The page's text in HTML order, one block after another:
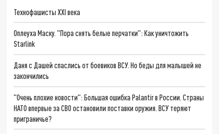
Технофашисты XXI века
Оплеуха Маску. "Пора снять белые перчатки": Как уничтожить
Starlink
Даня с Дашей спаслись от боевиков ВСУ. Но беды для малышей не
закончились
"Очень плохие новости": Большая ошибка Palantir в России. Страны
НАТО впервые за СВО остановили поставки оружия. ВСУ теряют
приграничье?